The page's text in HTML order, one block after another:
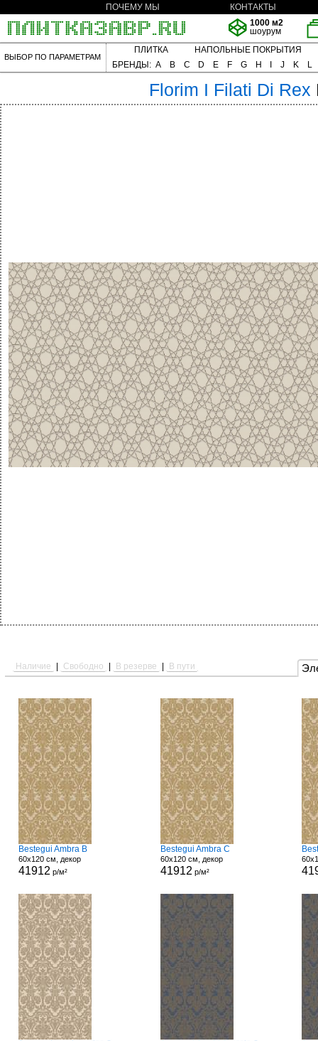
ПОЧЕМУ МЫ
КОНТАКТЫ
1000 м2
шоурум
ВЫБОР ПО ПАРАМЕТРАМ
ПЛИТКА
НАПОЛЬНЫЕ ПОКРЫТИЯ
БРЕНДЫ: A B C D E F G H J K L
Florim I Filati Di Rex
Наличие Свободно В резерве В пути
Bestegui Ambra B
60x120 см, декор
41912 р/м²
Bestegui Ambra C
60x120 см, декор
41912 р/м²